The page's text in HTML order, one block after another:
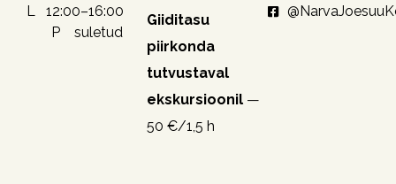
L 12:00–16:00
P suletud
Giiditasu
piirkonda
tutvustaval
ekskursioonil —
50 €/1,5 h